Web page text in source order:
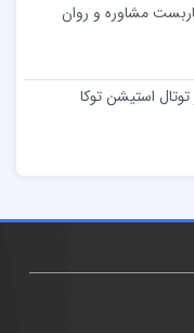
مشاوره و روان
استیشن توکا